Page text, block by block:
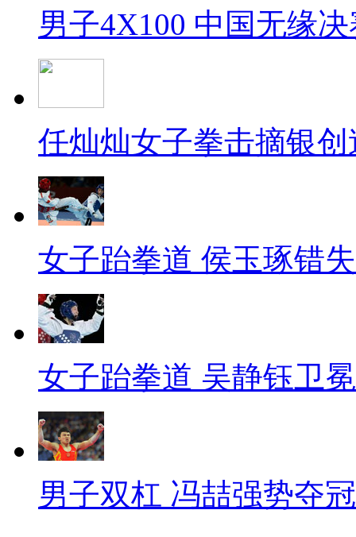
男子4X100 中国无缘
任灿灿女子拳击摘银
女子跆拳道 侯玉琢错
女子跆拳道 吴静钰卫冕
男子双杠 冯喆强势夺冠